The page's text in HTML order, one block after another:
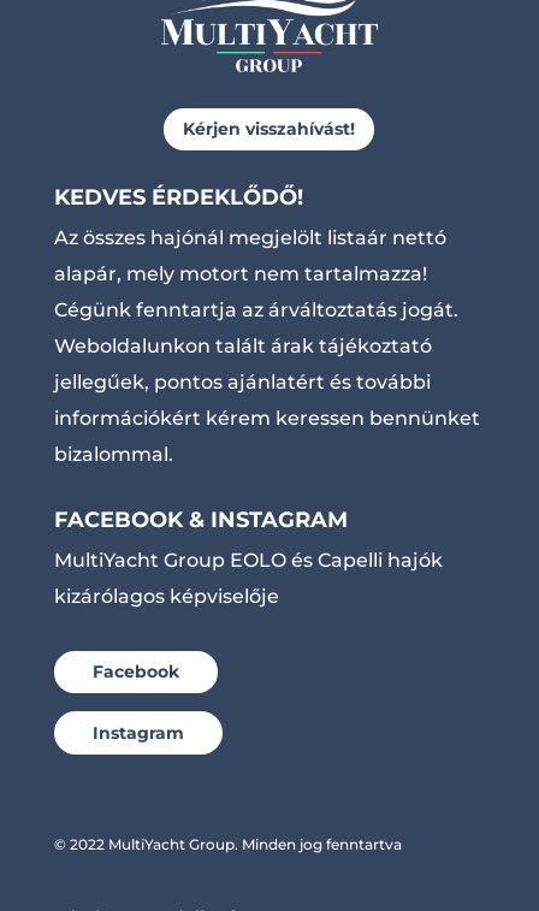
Kérjen visszahívást!
KEDVES ÉRDEKLŐDŐ!
Az összes hajónál megjelölt listaár nettó
alapár, mely motort nem tartalmazza!
Cégünk fenntartja az árváltoztatás jogát.
Weboldalunkon talált árak tájékoztató
jellegűek, pontos ajánlatért és további
információkért kérem keressen bennünket
bizalommal.
FACEBOOK & INSTAGRAM
MultiYacht Group EOLO és Capelli hajók
kizárólagos képviselője
Facebook
Instagram
© 2022 MultiYacht Group. Minden jog fenntartva